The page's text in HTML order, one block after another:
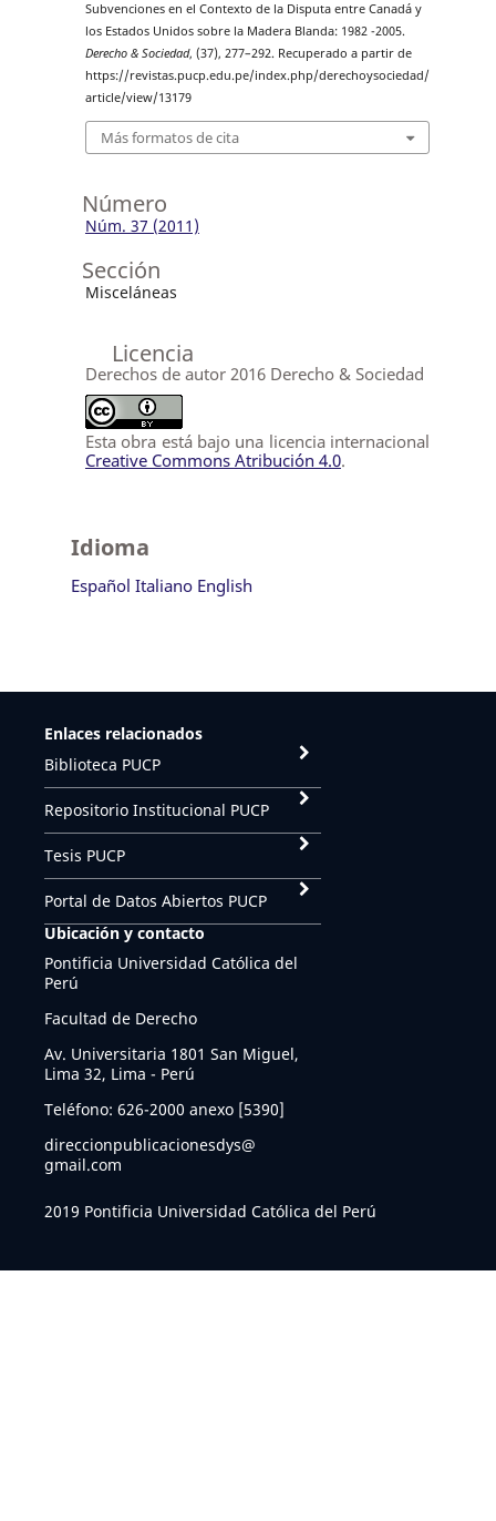
Subvenciones en el Contexto de la Disputa entre Canadá y
los Estados Unidos sobre la Madera Blanda: 1982 -2005.
Derecho & Sociedad, (37), 277–292. Recuperado a partir de
https://revistas.pucp.edu.pe/index.php/derechoysociedad/
article/view/13179
Más formatos de cita
Número
Núm. 37 (2011)
Sección
Misceláneas
Licencia
Derechos de autor 2016 Derecho & Sociedad
Esta obra está bajo una licencia internacional
Creative Commons Atribución 4.0.
Idioma
Español Italiano English
Enlaces relacionados
Biblioteca PUCP
Repositorio Institucional PUCP
Tesis PUCP
Portal de Datos Abiertos PUCP
Ubicación y contacto
Pontificia Universidad Católica del
Perú
Facultad de Derecho
Av. Universitaria 1801 San Miguel,
Lima 32, Lima - Perú
Teléfono: 626-2000 anexo [5390]
direccionpublicacionesdys@
gmail.com
2019 Pontificia Universidad Católica del Perú